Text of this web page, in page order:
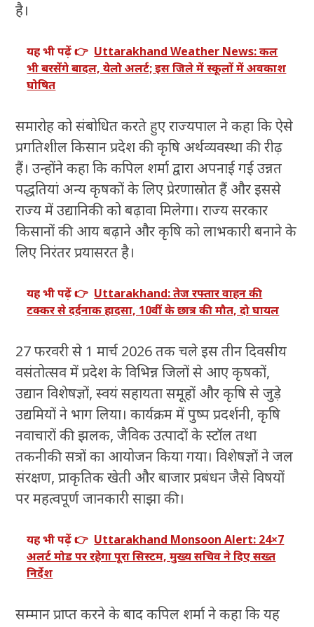
है।
यह भी पढ़ें 👉 Uttarakhand Weather News: कल
भी बरसेंगे बादल, येलो अलर्ट; इस जिले में स्कूलों में अवकाश
घोषित
समारोह को संबोधित करते हुए राज्यपाल ने कहा कि ऐसे
प्रगतिशील किसान प्रदेश की कृषि अर्थव्यवस्था की रीढ़
हैं। उन्होंने कहा कि कपिल शर्मा द्वारा अपनाई गई उन्नत
पद्धतियां अन्य कृषकों के लिए प्रेरणास्रोत हैं और इससे
राज्य में उद्यानिकी को बढ़ावा मिलेगा। राज्य सरकार
किसानों की आय बढ़ाने और कृषि को लाभकारी बनाने के
लिए निरंतर प्रयासरत है।
यह भी पढ़ें 👉 Uttarakhand: तेज रफ्तार वाहन की
टक्कर से दर्दनाक हादसा, 10वीं के छात्र की मौत, दो घायल
27 फरवरी से 1 मार्च 2026 तक चले इस तीन दिवसीय
वसंतोत्सव में प्रदेश के विभिन्न जिलों से आए कृषकों,
उद्यान विशेषज्ञों, स्वयं सहायता समूहों और कृषि से जुड़े
उद्यमियों ने भाग लिया। कार्यक्रम में पुष्प प्रदर्शनी, कृषि
नवाचारों की झलक, जैविक उत्पादों के स्टॉल तथा
तकनीकी सत्रों का आयोजन किया गया। विशेषज्ञों ने जल
संरक्षण, प्राकृतिक खेती और बाजार प्रबंधन जैसे विषयों
पर महत्वपूर्ण जानकारी साझा की।
यह भी पढ़ें 👉 Uttarakhand Monsoon Alert: 24×7
अलर्ट मोड पर रहेगा पूरा सिस्टम, मुख्य सचिव ने दिए सख्त
निर्देश
सम्मान प्राप्त करने के बाद कपिल शर्मा ने कहा कि यह